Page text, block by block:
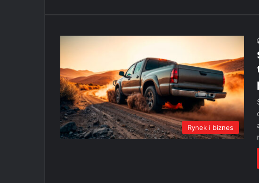
Rynek i biznes